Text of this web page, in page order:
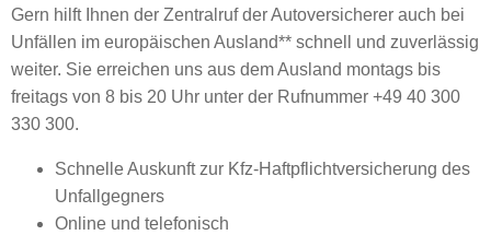
Gern hilft Ihnen der Zentralruf der Autoversicherer auch bei
Unfällen im europäischen Ausland** schnell und zuverlässig
weiter. Sie erreichen uns aus dem Ausland montags bis
freitags von 8 bis 20 Uhr unter der Rufnummer +49 40 300
330 300.
Schnelle Auskunft zur Kfz-Haftpflichtversicherung des
Unfallgegners
Online und telefonisch